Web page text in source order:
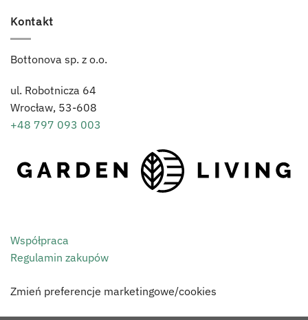
Kontakt
Bottonova sp. z o.o.
ul. Robotnicza 64
Wrocław, 53-608
+48 797 093 003
Współpraca
Regulamin zakupów
Zmień preferencje marketingowe/cookies